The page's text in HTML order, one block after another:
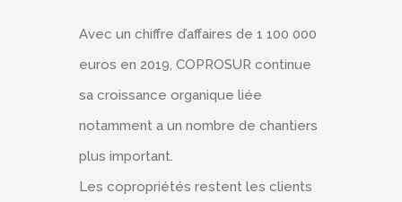
Avec un chiffre d’affaires de 1 100 000
euros en 2019, COPROSUR continue
sa croissance organique liée
notamment a un nombre de chantiers
plus important.
Les copropriétés restent les clients